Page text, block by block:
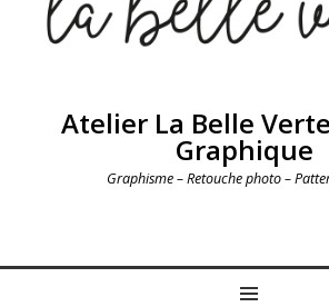
Atelier La Belle
Graphique
Graphisme – Retouche photo –
MENU